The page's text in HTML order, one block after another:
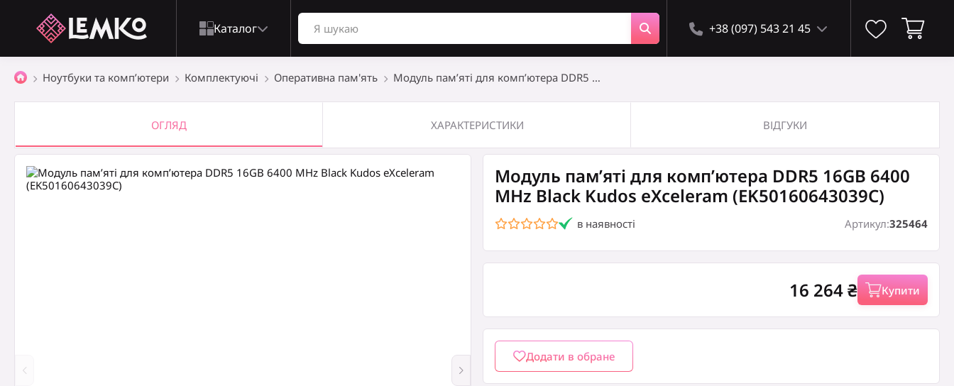
Каталог +38 (097) 543 21 45
Товари в кошику
Кошик порожній
Загальна сума 0₴
Ноутбуки та комп’ютери Комплектуючi Оперативна пам'ять Модуль пам’яті для комп’ютера DDR5 …
ОГЛЯД ХАРАКТЕРИСТИКИ ВІДГУКИ
Модуль пам’яті для комп’ютера DDR5 16GB 6400
MHz Black Kudos eXceleram (EK50160643039C)
в наявності Артикул:325464
16 264₴ Купити
Додати в обране